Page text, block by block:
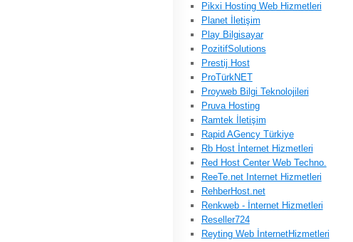
Pikxi Hosting Web Hizmetleri
Planet İletişim
Play Bilgisayar
PozitifSolutions
Prestij Host
ProTürkNET
Proyweb Bilgi Teknolojileri
Pruva Hosting
Ramtek İletişim
Rapid AGency Türkiye
Rb Host İnternet Hizmetleri
Red Host Center Web Techno.
ReeTe.net Internet Hizmetleri
RehberHost.net
Renkweb - İnternet Hizmetleri
Reseller724
Reyting Web İnternetHizmetleri